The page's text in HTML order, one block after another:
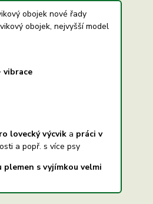
obojek nové řady
obojek, nejvyšší model
vibrace
lovecký výcvik a práci v
a popř. s více psy
plemen s vyjímkou velmi